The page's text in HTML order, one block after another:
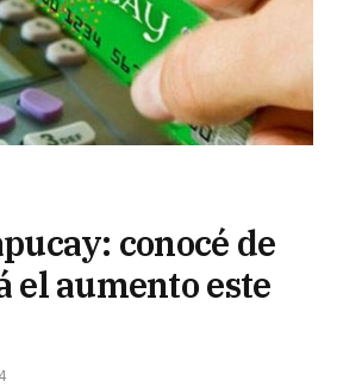
conocé de
el aumento este